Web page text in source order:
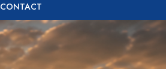
CONTACT